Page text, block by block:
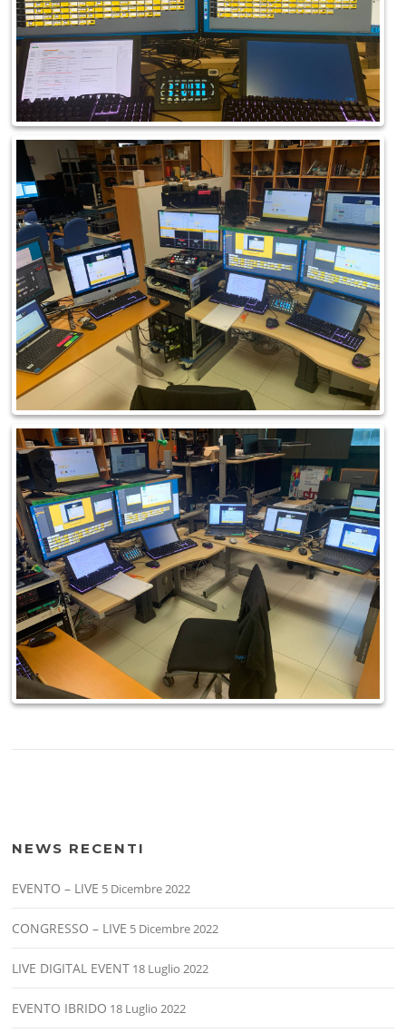
NEWS RECENTI
EVENTO – LIVE 5 Dicembre 2022
CONGRESSO – LIVE 5 Dicembre 2022
LIVE DIGITAL EVENT 18 Luglio 2022
EVENTO IBRIDO 18 Luglio 2022